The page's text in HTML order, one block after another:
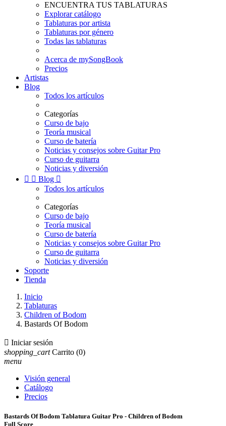
ENCUENTRA TUS TABLATURAS
Explorar catálogo
Tablaturas por artista
Tablaturas por género
Todas las tablaturas
Acerca de mySongBook
Precios
Artistas
Blog
Todos los artículos
Categorías
Curso de bajo
Teoría musical
Curso de batería
Noticias y consejos sobre Guitar Pro
Curso de guitarra
Noticias y diversión
  Blog 
Todos los artículos
Categorías
Curso de bajo
Teoría musical
Curso de batería
Noticias y consejos sobre Guitar Pro
Curso de guitarra
Noticias y diversión
Soporte
Tienda
Inicio
Tablaturas
Children of Bodom
Bastards Of Bodom
 Iniciar sesión
shopping_cart Carrito (0)
menu
Visión general
Catálogo
Precios
Bastards Of Bodom Tablatura Guitar Pro - Children of Bodom
Full Score